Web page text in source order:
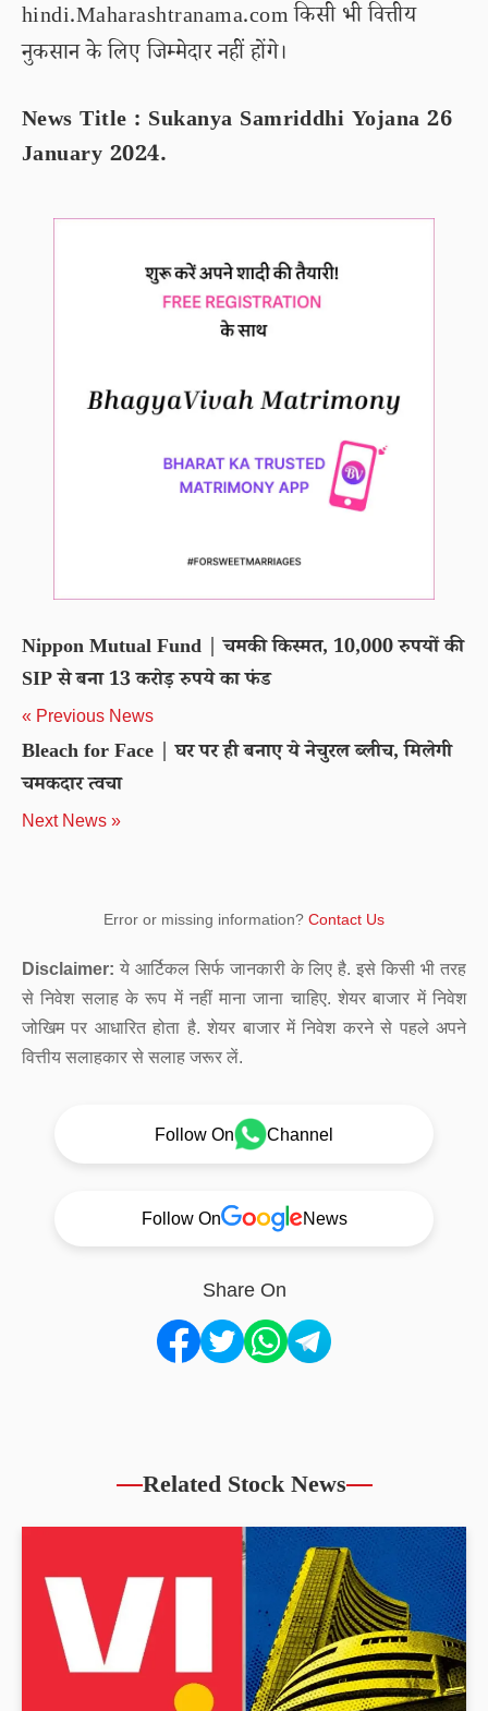
hindi.Maharashtranama.com किसी भी वित्तीय
नुकसान के लिए जिम्मेदार नहीं होंगे।
News Title : Sukanya Samriddhi Yojana 26
January 2024.
Nippon Mutual Fund | चमकी किस्मत, 10,000 रुपयों की
SIP से बना 13 करोड़ रुपये का फंड
« Previous News
Bleach for Face | घर पर ही बनाए ये नेचुरल ब्लीच, मिलेगी
चमकदार त्वचा
Next News »
Error or missing information? Contact Us
Disclaimer: ये आर्टिकल सिर्फ जानकारी के लिए है. इसे किसी भी तरह
से निवेश सलाह के रूप में नहीं माना जाना चाहिए. शेयर बाजार में निवेश
जोखिम पर आधारित होता है. शेयर बाजार में निवेश करने से पहले अपने
वित्तीय सलाहकार से सलाह जरूर लें.
Follow On Channel
Follow On News
Share On
Related Stock News